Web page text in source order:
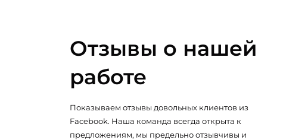
Отзывы о нашей
работе
Показываем отзывы довольных клиентов из
Facebook. Наша команда всегда открыта к
предложениям, мы предельно отзывчивы и